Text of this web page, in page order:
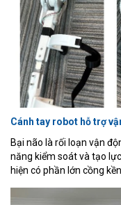
trực quan giúp đội cứu
gian thực.
Cánh tay robot hỗ trợ
Bại não là rối loạn vận
năng kiểm soát và tạo
hiện có phần lớn cồng
hỗ trợ vận động chi phí